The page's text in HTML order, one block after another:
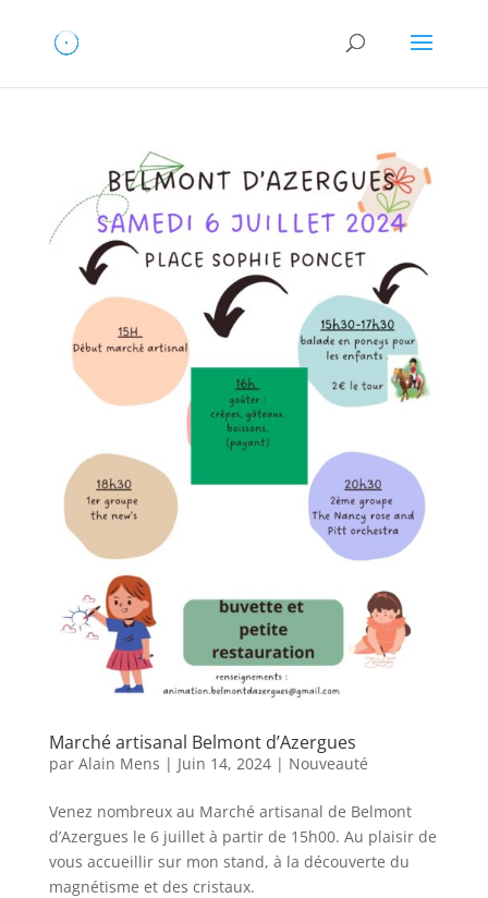
Marché artisanal Belmont d’Azergues
par Alain Mens | Juin 14, 2024| Nouveauté
Venez nombreux au Marché artisanal de Belmont
d’Azergues le 6 juillet à partir de 15h00. Au plaisir de
vous accueillir sur mon stand, à la découverte du
magnétisme et des cristaux.